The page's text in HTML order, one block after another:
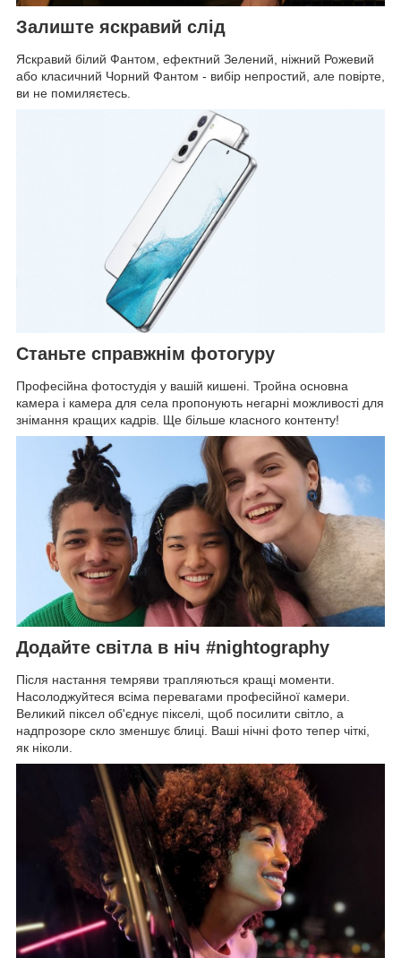
Залиште яскравий слід
Яскравий білий Фантом, ефектний Зелений, ніжний Рожевий
або класичний Чорний Фантом - вибір непростий, але повірте,
ви не помиляєтесь.
Станьте справжнім фотогуру
Професійна фотостудія у вашій кишені. Тройна основна
камера і камера для села пропонують негарні можливості для
знімання кращих кадрів. Ще більше класного контенту!
Додайте світла в ніч #nightography
Після настання темряви трапляються кращі моменти.
Насолоджуйтеся всіма перевагами професійної камери.
Великий піксел об'єднує пікселі, щоб посилити світло, а
надпрозоре скло зменшує блиці. Ваші нічні фото тепер чіткі,
як ніколи.